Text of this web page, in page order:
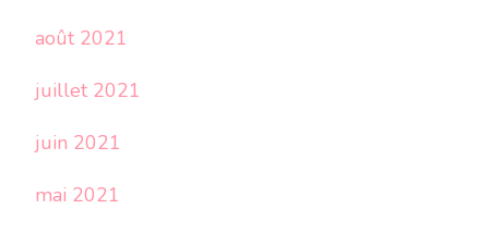
août 2021
juillet 2021
juin 2021
mai 2021